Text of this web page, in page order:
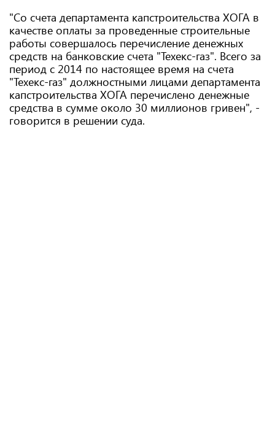
"Со счета департамента капстроительства ХОГА в
качестве оплаты за проведенные строительные
работы совершалось перечисление денежных
средств на банковские счета "Техекс-газ". Всего за
период с 2014 по настоящее время на счета
"Техекс-газ" должностными лицами департамента
капстроительства ХОГА перечислено денежные
средства в сумме около 30 миллионов гривен", -
говорится в решении суда.